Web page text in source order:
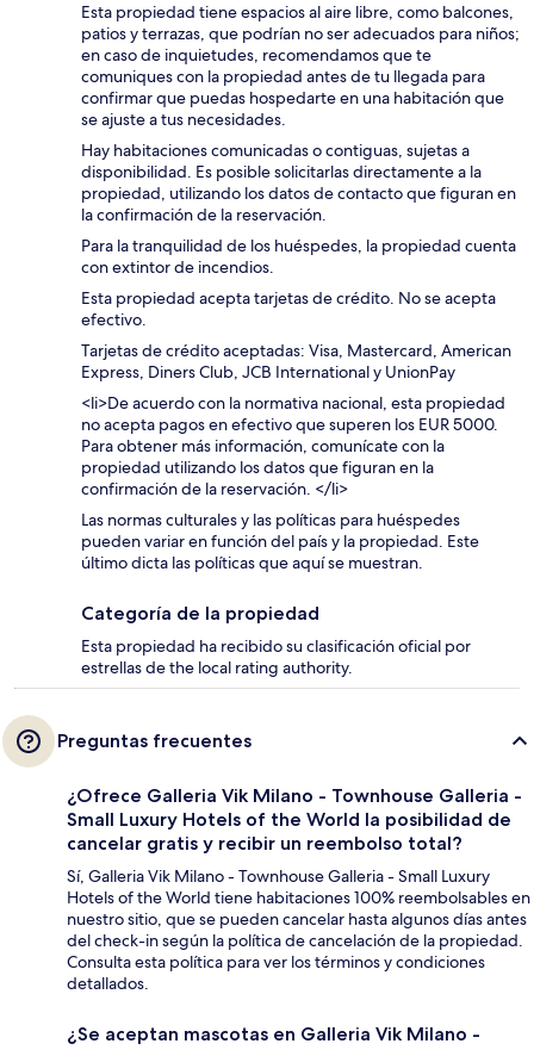
Esta propiedad tiene espacios al aire libre, como balcones,
patios y terrazas, que podrían no ser adecuados para niños;
en caso de inquietudes, recomendamos que te
comuniques con la propiedad antes de tu llegada para
confirmar que puedas hospedarte en una habitación que
se ajuste a tus necesidades.
Hay habitaciones comunicadas o contiguas, sujetas a
disponibilidad. Es posible solicitarlas directamente a la
propiedad, utilizando los datos de contacto que figuran en
la confirmación de la reservación.
Para la tranquilidad de los huéspedes, la propiedad cuenta
con extintor de incendios.
Esta propiedad acepta tarjetas de crédito. No se acepta
efectivo.
Tarjetas de crédito aceptadas: Visa, Mastercard, American
Express, Diners Club, JCB International y UnionPay
<li>De acuerdo con la normativa nacional, esta propiedad
no acepta pagos en efectivo que superen los EUR 5000.
Para obtener más información, comunícate con la
propiedad utilizando los datos que figuran en la
confirmación de la reservación. </li>
Las normas culturales y las políticas para huéspedes
pueden variar en función del país y la propiedad. Este
último dicta las políticas que aquí se muestran.
Categoría de la propiedad
Esta propiedad ha recibido su clasificación oficial por
estrellas de the local rating authority.
Preguntas frecuentes
¿Ofrece Galleria Vik Milano - Townhouse Galleria -
Small Luxury Hotels of the World la posibilidad de
cancelar gratis y recibir un reembolso total?
Sí, Galleria Vik Milano - Townhouse Galleria - Small Luxury
Hotels of the World tiene habitaciones 100% reembolsables en
nuestro sitio, que se pueden cancelar hasta algunos días antes
del check-in según la política de cancelación de la propiedad.
Consulta esta política para ver los términos y condiciones
detallados.
¿Se aceptan mascotas en Galleria Vik Milano -